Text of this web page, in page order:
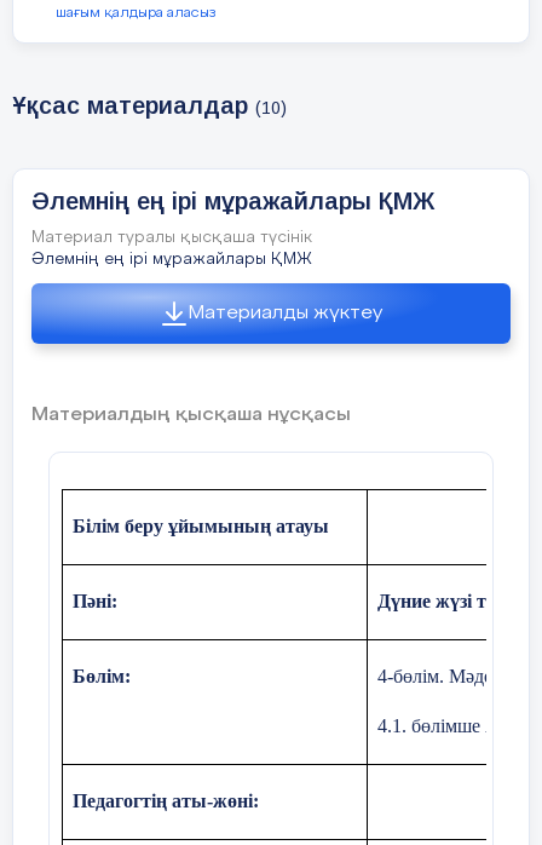
білімді еске
түсіру
Оқушыларды сабақтың тақырыбы және
Жаңа білім Мәтінмен жұмыс
Мұғалім алдын-ала әр түрлі
негізделген таратпа материалдар
құрылымының ерекшеліктері мен
шағым қалдыра аласыз
Ұқсас материалдар (10)
Әлемнің ең ірі мұражайлары ҚМЖ
Материал туралы қысқаша түсінік
Әлемнің ең ірі мұражайлары ҚМЖ
Материалды жүктеу
Материалдың қысқаша нұсқасы
Білім беру ұйымының атауы
Пәні: Дүние жүзі тарихы
Бөлім: 4-бөлім.
4.1. бөлімше
Педагогтің аты-жөні: